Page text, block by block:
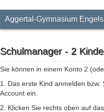
Aggertal-Gymnasium
Schulmanager - 2
Sie können in einem Konto 2
1. Das erste Kind anmelden
Account ein.
2. Klicken Sie rechts oben auf